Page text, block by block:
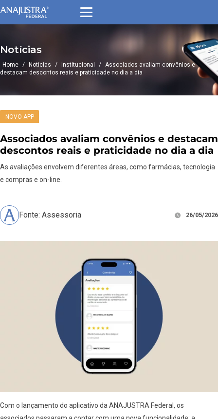
Notícias
Home / Notícias / Institucional / Associados avaliam convênios e
destacam descontos reais e praticidade no dia a dia
NOVO APP
Associados avaliam convênios e destacam
descontos reais e praticidade no dia a dia
As avaliações envolvem diferentes áreas, como farmácias, tecnologia
e compras e on-line.
Fonte: Assessoria 26/05/2026
Com o lançamento do aplicativo da ANAJUSTRA Federal, os